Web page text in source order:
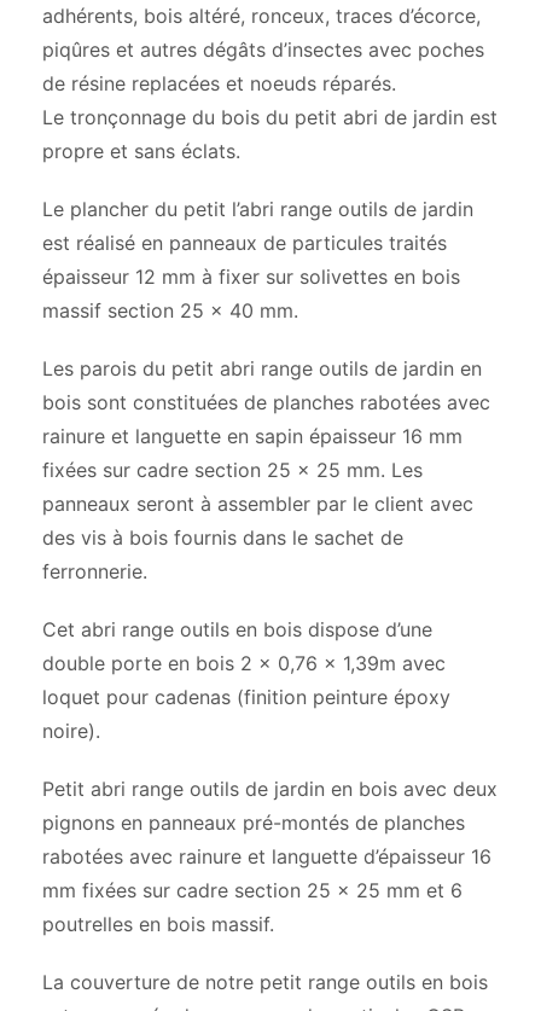
adhérents, bois altéré, ronceux, traces d’écorce,
piqûres et autres dégâts d’insectes avec poches
de résine replacées et noeuds réparés.
Le tronçonnage du bois du petit abri de jardin est
propre et sans éclats.
Le plancher du petit l’abri range outils de jardin
est réalisé en panneaux de particules traités
épaisseur 12 mm à fixer sur solivettes en bois
massif section 25 x 40 mm.
Les parois du petit abri range outils de jardin en
bois sont constituées de planches rabotées avec
rainure et languette en sapin épaisseur 16 mm
fixées sur cadre section 25 x 25 mm. Les
panneaux seront à assembler par le client avec
des vis à bois fournis dans le sachet de
ferronnerie.
Cet abri range outils en bois dispose d’une
double porte en bois 2 x 0,76 x 1,39m avec
loquet pour cadenas (finition peinture époxy
noire).
Petit abri range outils de jardin en bois avec deux
pignons en panneaux pré-montés de planches
rabotées avec rainure et languette d’épaisseur 16
mm fixées sur cadre section 25 x 25 mm et 6
poutrelles en bois massif.
La couverture de notre petit range outils en bois